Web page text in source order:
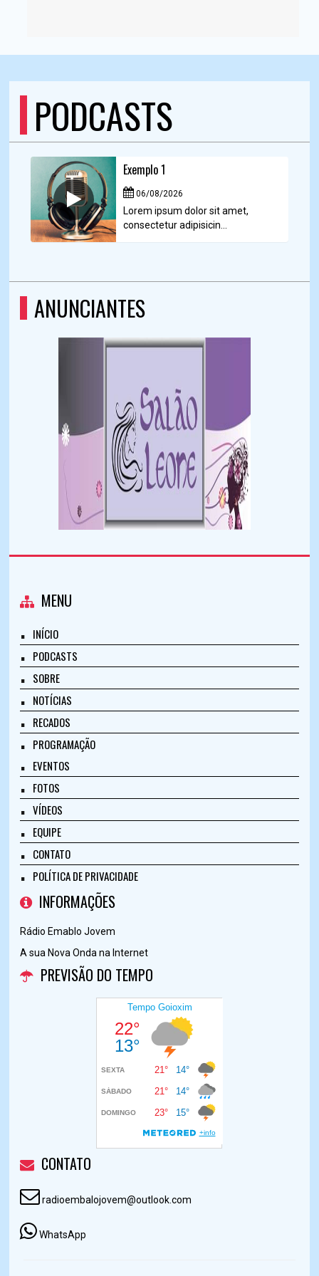
PODCASTS
Exemplo 1
06/08/2026
Lorem ipsum dolor sit amet,
consectetur adipisicin...
ANUNCIANTES
MENU
INÍCIO
PODCASTS
SOBRE
NOTÍCIAS
RECADOS
PROGRAMAÇÃO
EVENTOS
FOTOS
VÍDEOS
EQUIPE
CONTATO
POLÍTICA DE PRIVACIDADE
INFORMAÇÕES
Rádio Emablo Jovem
A sua Nova Onda na Internet
PREVISÃO DO TEMPO
CONTATO
radioembalojovem@outlook.com
WhatsApp